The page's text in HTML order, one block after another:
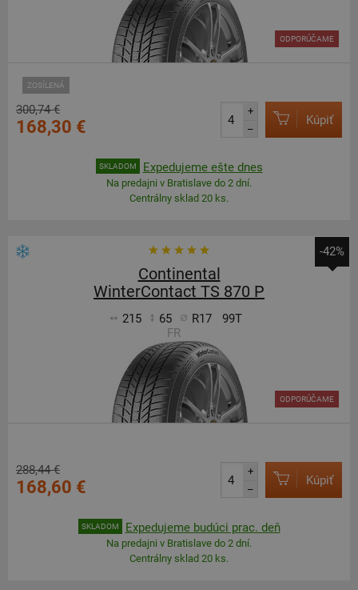
ZOSÍLENÁ
ODPORÚČAME
300,74 €
168,30 €
+
–
Kúpiť
SKLADOM Expedujeme ešte dnes
Na predajni v Bratislave do 2 dní.
Centrálny sklad 20 ks.
-42%
Continental
WinterContact TS 870 P
215 65 R17
99T
FR
ODPORÚČAME
288,44 €
168,60 €
+
–
Kúpiť
SKLADOM Expedujeme budúci prac. deň
Na predajni v Bratislave do 2 dní.
Centrálny sklad 20 ks.